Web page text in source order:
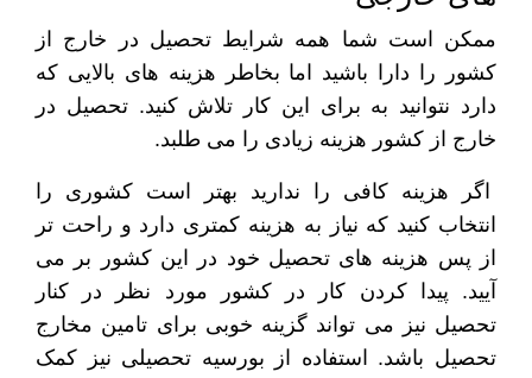
ممکن است شما همه شرایط تحصیل در خارج از
کشور را دارا باشید اما بخاطر هزینه های بالایی که
دارد نتوانید به برای این کار تلاش کنید. تحصیل در
خارج از کشور هزینه زیادی را می طلبد.
اگر هزینه کافی را ندارید بهتر است کشوری را
انتخاب کنید که نیاز به هزینه کمتری دارد و راحت تر
از پس هزینه های تحصیل خود در این کشور بر می
آیید. پیدا کردن کار در کشور مورد نظر در کنار
تحصیل نیز می تواند گزینه خوبی برای تامین مخارج
تحصیل باشد. استفاده از بورسیه تحصیلی نیز کمک